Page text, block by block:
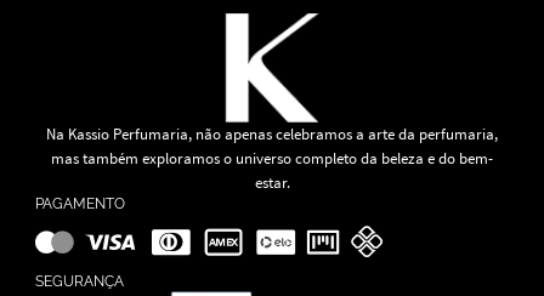
Na Kassio Perfumaria, não apenas celebramos a arte da perfumaria,
mas também exploramos o universo completo da beleza e do bem-
estar.
PAGAMENTO
SEGURANÇA